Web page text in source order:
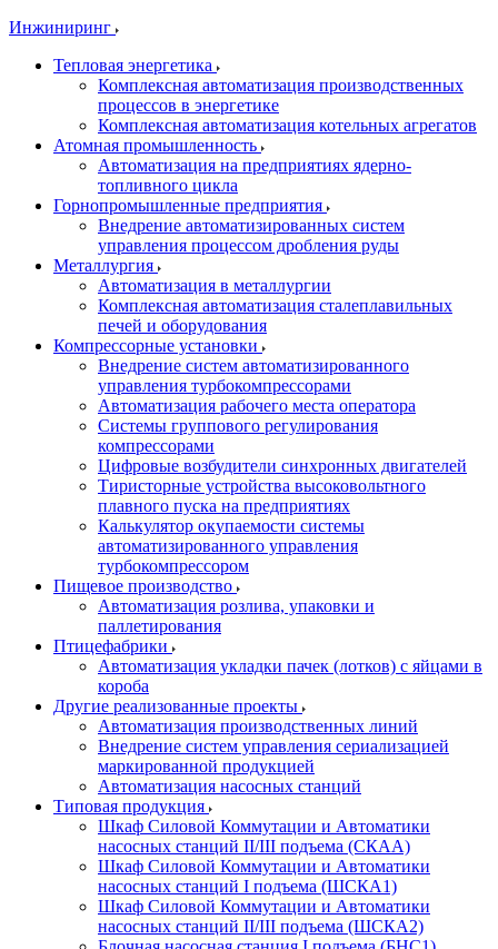
Инжиниринг
Тепловая энергетика
Комплексная автоматизация производственных
процессов в энергетике
Комплексная автоматизация котельных агрегатов
Атомная промышленность
Автоматизация на предприятиях ядерно-
топливного цикла
Горнопромышленные предприятия
Внедрение автоматизированных систем
управления процессом дробления руды
Металлургия
Автоматизация в металлургии
Комплексная автоматизация сталеплавильных
печей и оборудования
Компрессорные установки
Внедрение систем автоматизированного
управления турбокомпрессорами
Автоматизация рабочего места оператора
Системы группового регулирования
компрессорами
Цифровые возбудители синхронных двигателей
Тиристорные устройства высоковольтного
плавного пуска на предприятиях
Калькулятор окупаемости системы
автоматизированного управления
турбокомпрессором
Пищевое производство
Автоматизация розлива, упаковки и
паллетирования
Птицефабрики
Автоматизация укладки пачек (лотков) с яйцами в
короба
Другие реализованные проекты
Автоматизация производственных линий
Внедрение систем управления сериализацией
маркированной продукцией
Автоматизация насосных станций
Типовая продукция
Шкаф Силовой Коммутации и Автоматики
насосных станций II/III подъема (СКАА)
Шкаф Силовой Коммутации и Автоматики
насосных станций I подъема (ШСКА1)
Шкаф Силовой Коммутации и Автоматики
насосных станций II/III подъема (ШСКА2)